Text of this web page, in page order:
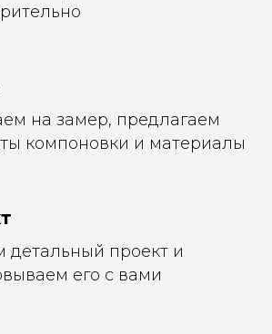
на замер, предлагаем
компоновки и материалы
детальный проект и
его с вами